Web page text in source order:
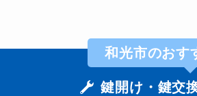
和光市のおす
鍵開け・鍵交